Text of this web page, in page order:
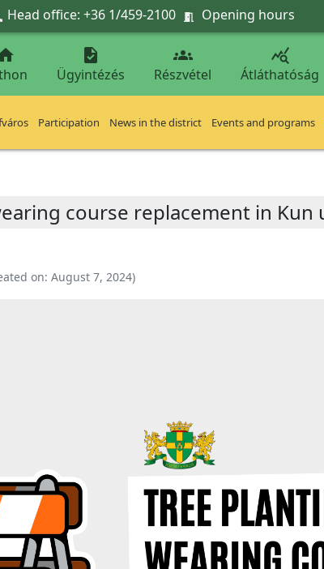
Head office: +36 1/459-2100  Opening hours

Ügyintézés

Részvétel

Átláthatóság
Participation News in the district Events and programs
course replacement in Kun
on: August 7, 2024)